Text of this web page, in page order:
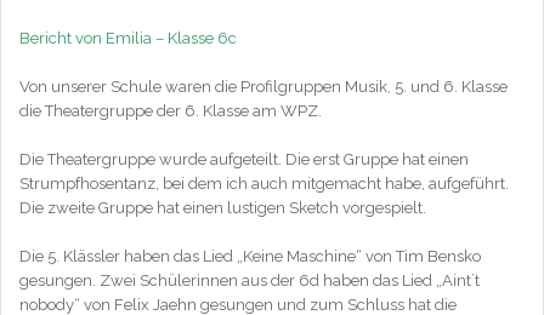
Bericht von Emilia – Klasse 6c
Von unserer Schule waren die Profilgruppen Musik, 5. und 6. Klasse
die Theatergruppe der 6. Klasse am WPZ.
Die Theatergruppe wurde aufgeteilt. Die erst Gruppe hat einen
Strumpfhosentanz, bei dem ich auch mitgemacht habe, aufgeführt.
Die zweite Gruppe hat einen lustigen Sketch vorgespielt.
Die 5. Klässler haben das Lied „Keine Maschine“ von Tim Bensko
gesungen. Zwei Schülerinnen aus der 6d haben das Lied „Aint´t
nobody“ von Felix Jaehn gesungen und zum Schluss hat die